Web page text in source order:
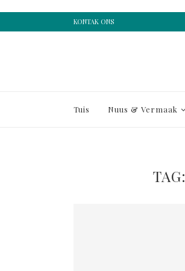
KONTAK ONS
Tuis Nuus & Vermaak
TAG: